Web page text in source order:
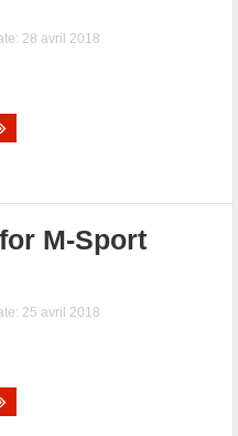
28 avril 2018
M-Sport
25 avril 2018